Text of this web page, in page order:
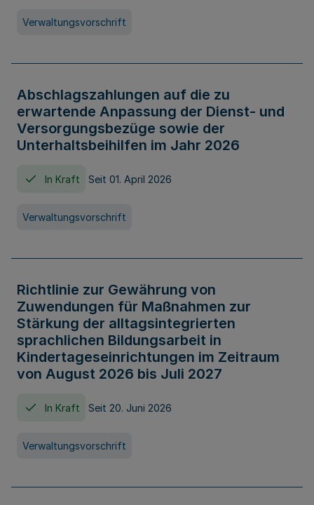
Verwaltungsvorschrift
Abschlagszahlungen auf die zu
erwartende Anpassung der Dienst- und
Versorgungsbezüge sowie der
Unterhaltsbeihilfen im Jahr 2026
In Kraft Seit 01. April 2026
Verwaltungsvorschrift
Richtlinie zur Gewährung von
Zuwendungen für Maßnahmen zur
Stärkung der alltagsintegrierten
sprachlichen Bildungsarbeit in
Kindertageseinrichtungen im Zeitraum
von August 2026 bis Juli 2027
In Kraft Seit 20. Juni 2026
Verwaltungsvorschrift